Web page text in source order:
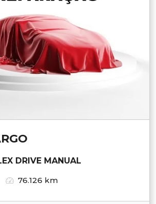
DRIVE MANUAL
76.126 km